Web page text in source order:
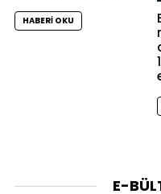
HABERI OKU
E-